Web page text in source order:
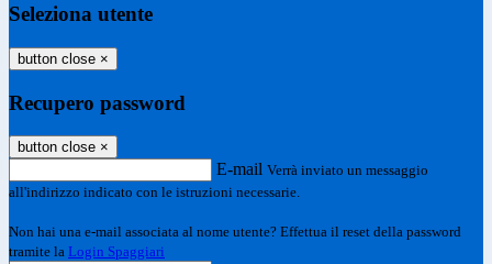
Seleziona utente
button close ×
Recupero password
button close ×
E-mail Verrà inviato un messaggio
all'indirizzo indicato con le istruzioni necessarie.
Non hai una e-mail associata al nome utente? Effettua il reset della password
tramite la Login Spaggiari